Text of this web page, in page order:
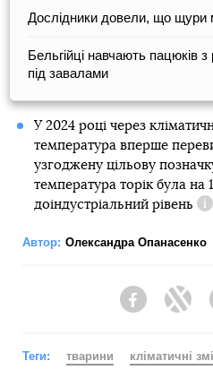
Дослідники довели, що щури
Бельгійці навчають пацюків
під завалами
У 2024 році через
температура вперше
узгоджену цільову
температура торік була на
доіндустріальний рівень
.
Автор: Олександра Опанасенко
Facebook
Теги: тварини кліматичні